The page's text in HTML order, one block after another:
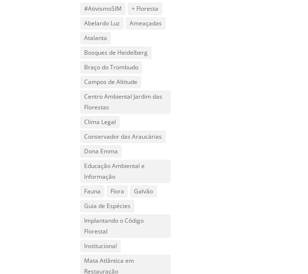
#AtivismoSIM
+ Floresta
Abelardo Luz
Ameaçadas
Atalanta
Bosques de Heidelberg
Braço do Trombudo
Campos de Altitude
Centro Ambiental Jardim das
Florestas
Clima Legal
Conservador das Araucárias
Dona Emma
Educação Ambiental e
Informação
Fauna
Flora
Galvão
Guia de Espécies
Implantando o Código
Florestal
Institucional
Mata Atlântica em
Restauração